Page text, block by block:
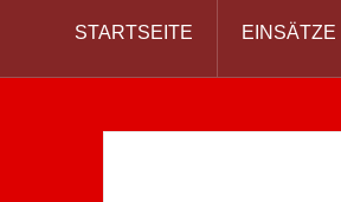
STARTSEITE EINSÄTZE